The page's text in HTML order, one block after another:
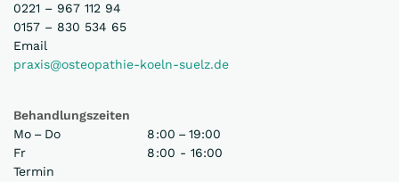
0221 – 967 112 94
0157 – 830 534 65
Email
praxis@osteopathie-koeln-suelz.de
Behandlungszeiten
Mo – Do
8 :00 – 19:00
Fr
8 :00 - 16:00
Termin